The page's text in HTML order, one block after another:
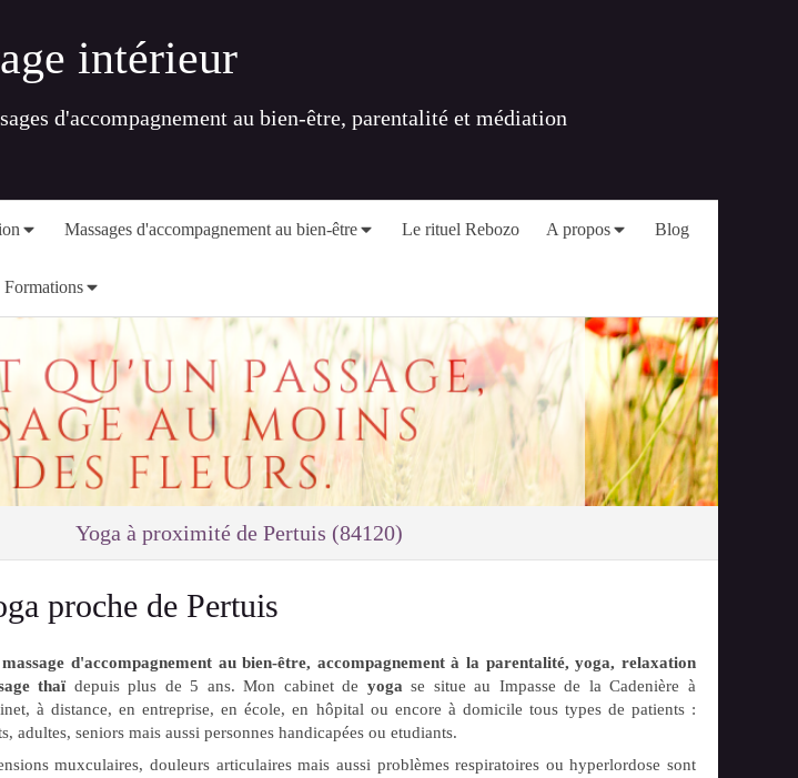
intérieur
d'accompagnement au bien-être, parentalité et médiation
Massages d'accompagnement au bien-être Le rituel Rebozo A propos Blog
Formations
Yoga à proximité de Pertuis (84120)
proche de Pertuis
massage d'accompagnement au bien-être, accompagnement à la parentalité, yoga, relaxation
thaïdepuis plus de 5 ans. Mon cabinet de yoga se situe au Impasse de la Cadenière à
à distance, en entreprise, en école, en hôpital ou encore à domicile tous types de patients :
adultes, seniors mais aussi personnes handicapées ou etudiants.
muxculaires, douleurs articulaires mais aussi problèmes respiratoires ou hyperlordose sont